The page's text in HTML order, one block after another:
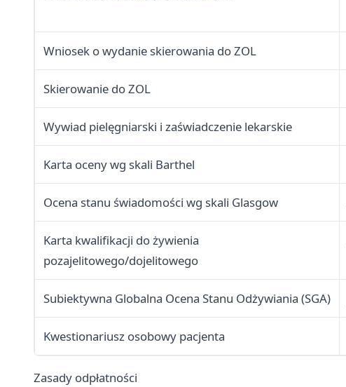
Wniosek o wydanie skierowania do ZOL
Skierowanie do ZOL
Wywiad pielęgniarski i zaświadczenie lekarskie
Karta oceny wg skali Barthel
Ocena stanu świadomości wg skali Glasgow
Karta kwalifikacji do żywienia
pozajelitowego/dojelitowego
Subiektywna Globalna Ocena Stanu Odżywiania (SGA)
Kwestionariusz osobowy pacjenta
Zasady odpłatności